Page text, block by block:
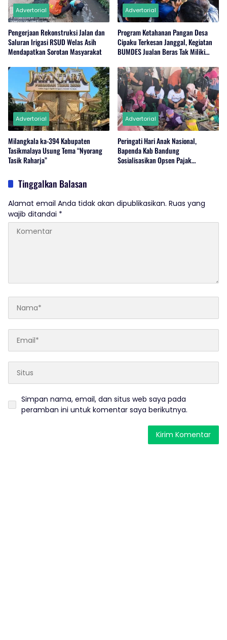
Advertorial
Pengerjaan Rekonstruksi Jalan dan
Saluran Irigasi RSUD Welas Asih
Mendapatkan Sorotan Masyarakat
Advertorial
Program Ketahanan Pangan Desa
Cipaku Terkesan Janggal, Kegiatan
BUMDES Jualan Beras Tak Miliki
Advertorial
Milangkala ka-394 Kabupaten
Tasikmalaya Usung Tema “Nyorang
Tasik Raharja”
Advertorial
Peringati Hari Anak Nasional,
Bapenda Kab Bandung
Sosialisasikan Opsen Pajak
Tinggalkan Balasan
Alamat email Anda tidak akan dipublikasikan. Ruas yang
wajib ditandai *
Simpan nama, email, dan situs web saya pada
peramban ini untuk komentar saya berikutnya.